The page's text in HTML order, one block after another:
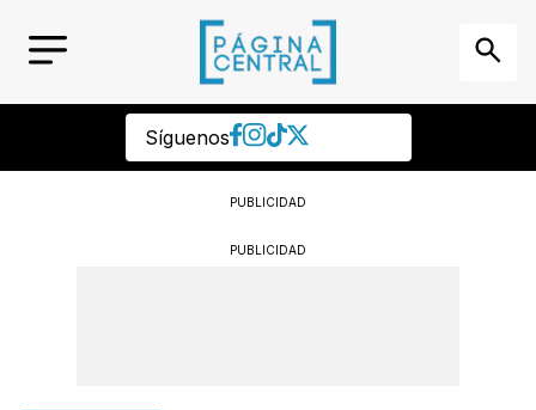
Síguenos
PUBLICIDAD
PUBLICIDAD